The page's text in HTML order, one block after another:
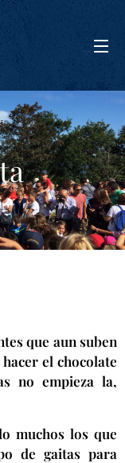
que aun suben
el chocolate
no empieza la,
muchos los que
de gaitas para